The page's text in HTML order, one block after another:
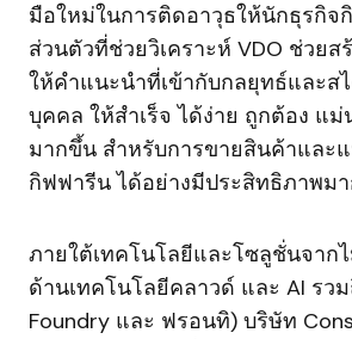
มือใหม่ในการติดอาวุธให้นักธุรกิ
ส่วนตัวที่ช่วยวิเคราะห์ VDO ช่วย
ให้คำแนะนำที่เข้ากับกลยุทธ์และส
บุคคล ให้สำเร็จ ได้ง่าย ถูกต้อง แม่
มากขึ้น สำหรับการขายสินค้าและ
กิฟฟารีน ได้อย่างมีประสิทธิภาพม
ภายใต้เทคโนโลยีและโซลูชั่นจาก
ด้านเทคโนโลยีคลาวด์ และ AI รวม
Foundry และ ฟรอนทิ) บริษัท